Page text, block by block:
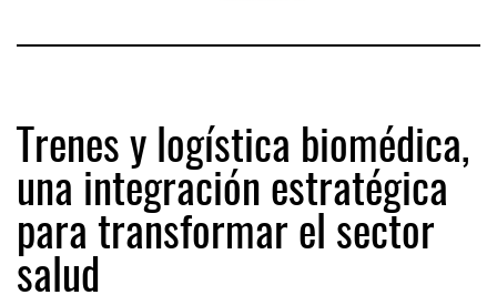
Trenes y logística biomédica,
una integración estratégica
para transformar el sector
salud